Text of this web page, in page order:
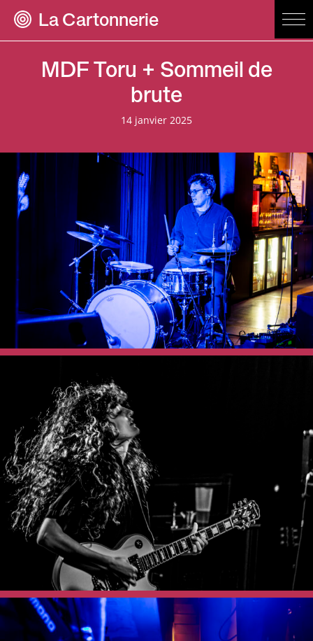
La Cartonnerie
MDF Toru + Sommeil de
brute
14 janvier 2025